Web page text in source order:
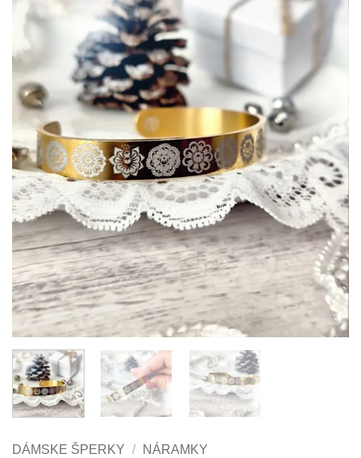
DÁMSKE ŠPERKY / NÁRAMKY